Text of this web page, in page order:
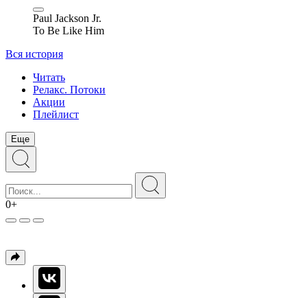
Paul Jackson Jr.
To Be Like Him
Вся история
Читать
Релакс. Потоки
Акции
Плейлист
Еще
0+